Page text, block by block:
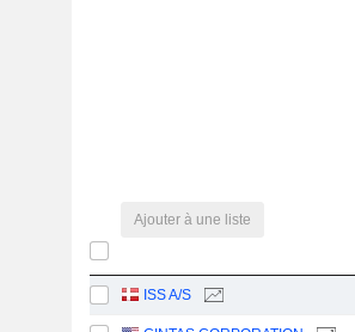
Ajouter à une liste
ISS A/S